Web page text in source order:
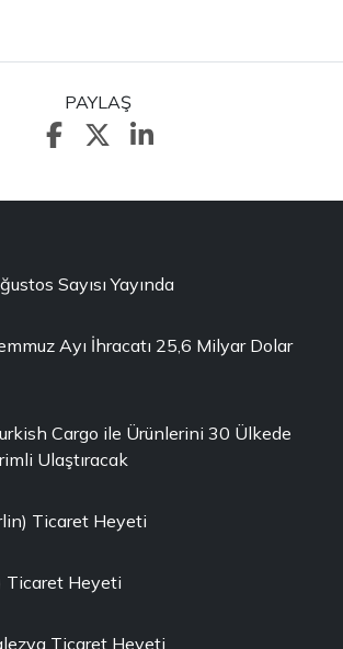
PAYLAŞ
Sayısı Yayında
Ayı İhracatı 25,6 Milyar Dolar
Cargo ile Ürünlerini 30 Ülkede
Ulaştıracak
Ticaret Heyeti
Ticaret Heyeti
Ticaret Heyeti